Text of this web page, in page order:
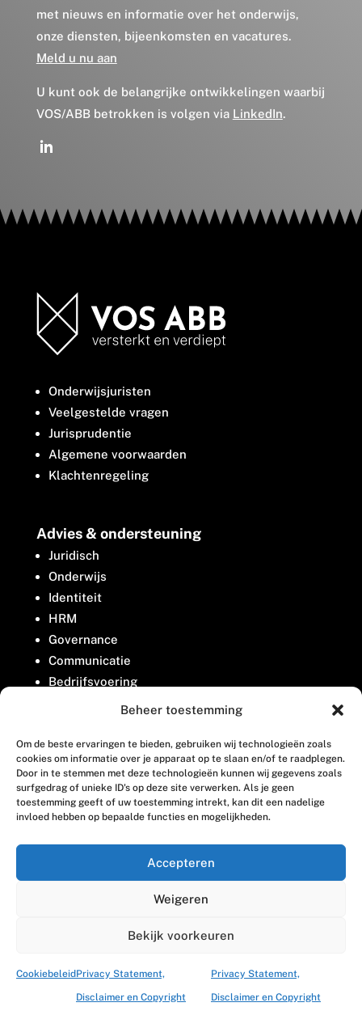
Beheer toestemming
Om de beste ervaringen te bieden, gebruiken wij technologieën zoals
cookies om informatie over je apparaat op te slaan en/of te raadplegen.
Door in te stemmen met deze technologieën kunnen wij gegevens zoals
surfgedrag of unieke ID's op deze site verwerken. Als je geen
toestemming geeft of uw toestemming intrekt, kan dit een nadelige
invloed hebben op bepaalde functies en mogelijkheden.
Accepteren
Weigeren
Bekijk voorkeuren
CookiebeleidPrivacy Statement,
Disclaimer en Copyright
Privacy Statement,
Disclaimer en Copyright
met nieuws en informatie over het onderwijs,
onze diensten, bijeenkomsten en vacatures.
Meld u nu aan
U kunt ook de belangrijke ontwikkelingen waarbij
VOS/ABB betrokken is volgen via LinkedIn.
Onderwijsjuristen
Veelgestelde vragen
Jurisprudentie
Algemene voorwaarden
Klachtenregeling
Advies & ondersteuning
Juridisch
Onderwijs
Identiteit
HRM
Governance
Communicatie
Bedrijfsvoering
Belangenbehartiging
Contact
Houttuinlaan 8
3447 GM Woerden